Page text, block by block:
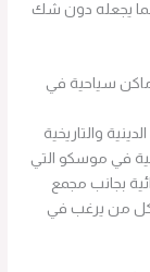
يجعله دون شك
سياحية في
والتاريخية
في موسكو التي
بجانب مجمع
من يرغب في